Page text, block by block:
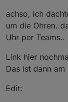
hab
achso, ich
um die
Uhr per
Link hier
Das ist dann
Edit: